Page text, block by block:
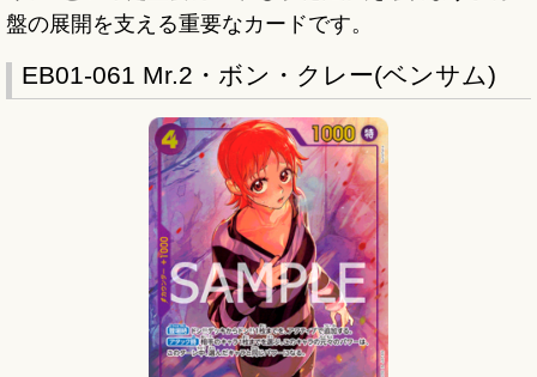
盤の展開を支える重要なカードです。
EB01-061 Mr.2・ボン・クレー(ベンサム)